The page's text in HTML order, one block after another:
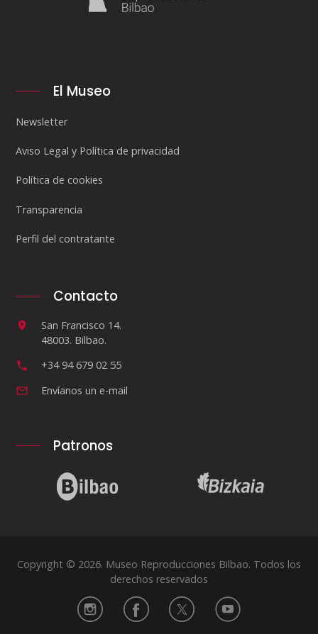
El Museo
Newsletter
Aviso Legal y Política de privacidad
Política de cookies
Transparencia
Perfil del contratante
Contacto
San Francisco 14.
48003. Bilbao.
+34 94 679 02 55
Envíanos un e-mail
Patronos
Copyright © 2026. Museo Reproducciones Bilbao. Todos los
derechos reservados